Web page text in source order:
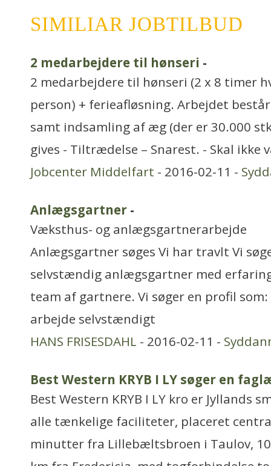
SIMILIAR JOBTILBUD
2 medarbejdere til hønseri -
2 medarbejdere til hønseri (2 x 8 timer
person) + ferieafløsning. Arbejdet
samt indsamling af æg (der er 30.000
gives - Tiltrædelse – Snarest. - Skal ikke
Jobcenter Middelfart - 2016-02-11 -
Anlægsgartner -
Væksthus- og anlægsgartnerarbejde
Anlægsgartner søges Vi har travlt Vi
selvstændig anlægsgartner med
team af gartnere. Vi søger en profil
arbejde selvstændigt
HANS FRISESDAHL - 2016-02-11 -
Best Western KRYB I LY søger en
Best Western KRYB I LY kro er Jyllands
alle tænkelige faciliteter, placeret
minutter fra Lillebæltsbroen i Taulov,